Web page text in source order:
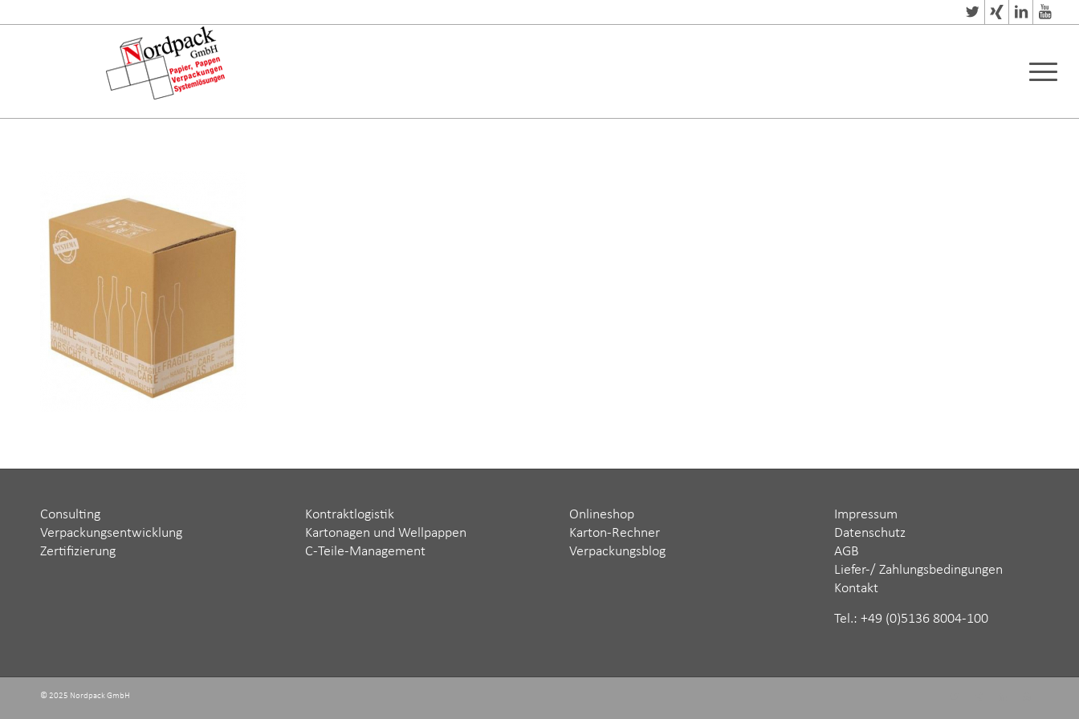
Consulting
Verpackungsentwicklung
Zertifizierung
Kontraktlogistik
Kartonagen und Wellpappen
C-Teile-Management
Onlineshop
Karton-Rechner
Verpackungsblog
Impressum
Datenschutz
AGB
Liefer-/ Zahlungsbedingungen
Kontakt
Tel.: ‪+49 (0)5136 8004-100
© 2025 Nordpack GmbH ‬